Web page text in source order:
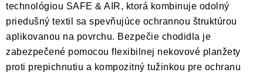
technológiou SAFE & AIR, ktorá kombinuje odolný
priedušný textil sa spevňujúce ochrannou štruktúrou
aplikovanou na povrchu. Bezpečie chodidla je
zabezpečené pomocou flexibilnej nekovové planžety
proti prepichnutiu a kompozitný tužinkou pre ochranu